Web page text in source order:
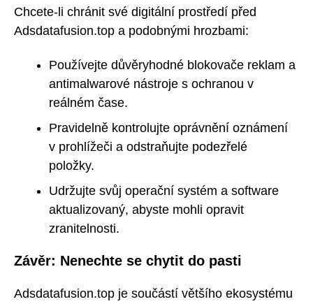
Chcete-li chránit své digitální prostředí před
Adsdatafusion.top a podobnými hrozbami:
Používejte důvěryhodné blokovače reklam a
antimalwarové nástroje s ochranou v
reálném čase.
Pravidelně kontrolujte oprávnění oznámení
v prohlížeči a odstraňujte podezřelé
položky.
Udržujte svůj operační systém a software
aktualizovaný, abyste mohli opravit
zranitelnosti.
Závěr: Nenechte se chytit do pasti
Adsdatafusion.top je součástí většího ekosystému